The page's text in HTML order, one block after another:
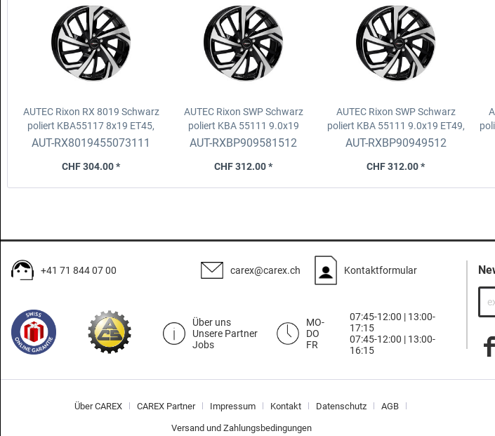
AUTEC Rixon RX 8019 Schwarz
poliert KBA551178x19 ET45,
5x112, D.57.1 Fix/ZR
AUT-RX8019455073111
CHF 304.00 *
AUTEC Rixon SWP Schwarz
poliert KBA 55111 9.0x19
ET58.1, 5x112 D.66,5 fix
AUT-RXBP909581512
CHF 312.00 *
AUTEC Rixon SWP Schwarz
poliert KBA 55111 9.0x19 ET49,
5x112 D.66,5 fix
AUT-RXBP90949512
CHF 312.00 *
+41 71 844 07 00 carex@carex.ch Kontaktformular
Über uns
Unsere Partner
Jobs
MO-
DO
FR
07:45-12:00 | 13:00-
17:15
07:45-12:00 | 13:00-
16:15
Über CAREX CAREX Partner Impressum Kontakt Datenschutz AGB
Versand und Zahlungsbedingungen